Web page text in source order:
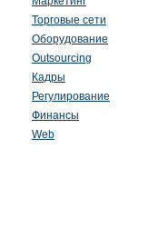
Торговые сети
Оборудование
Outsourcing
Кадры
Регулирование
Финансы
Web